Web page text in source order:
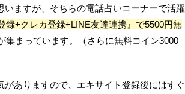
ますが、そちらの電話占いコーナーで活躍
録+クレカ登録+LINE友達連携』で5500円無
集まっています。（さらに無料コイン3000
ありますので、エキサイト登録後にはすぐ